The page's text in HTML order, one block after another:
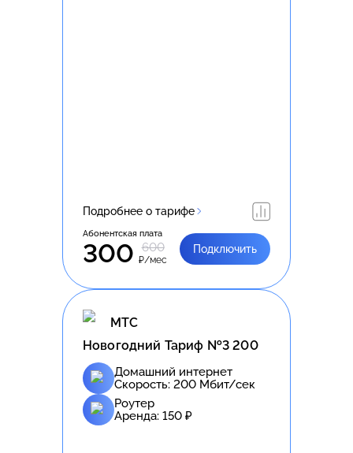
Подробнее о тарифе
Абонентская плата
300 600
₽/мес
Подключить
МТС
Новогодний Тариф №3 200
Домашний интернет
Скорость: 200 Мбит/сек
Роутер
Аренда: 150 ₽